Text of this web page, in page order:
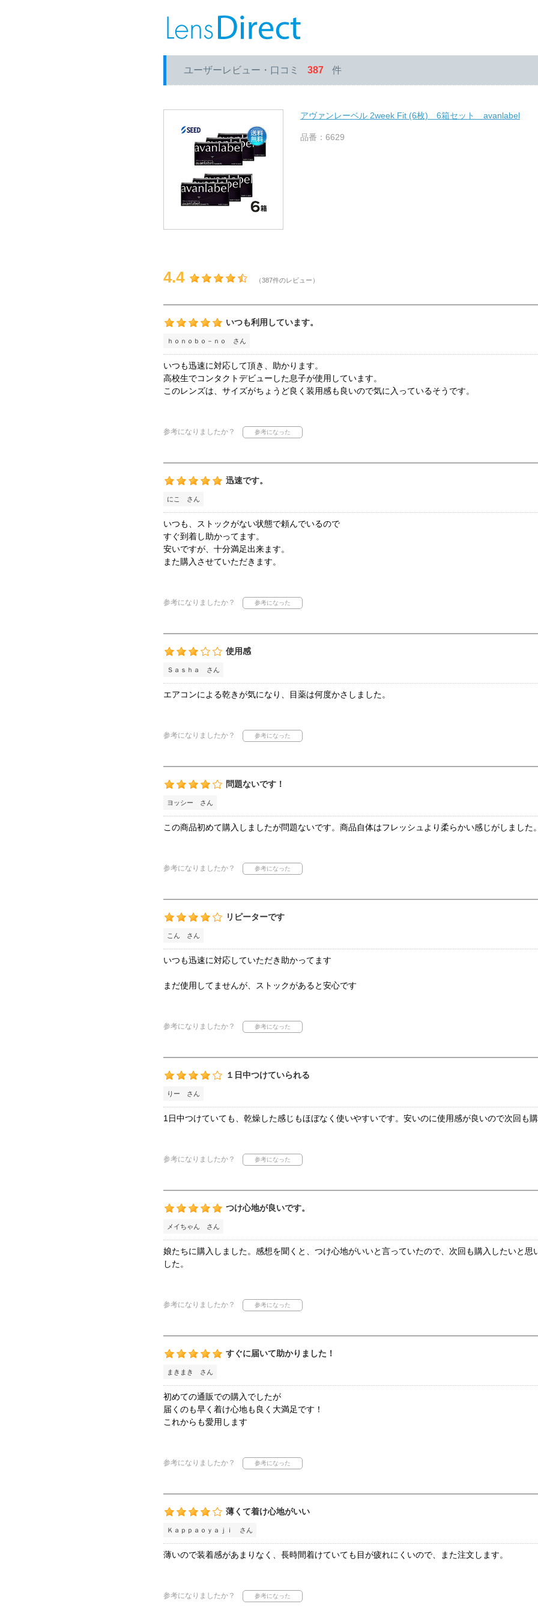
ユーザーレビュー・口コミ 387 件
アヴァンレーベル 2week Fit (6枚) 6箱セット avanlabel
品番：6629
4.4 （387件のレビュー）
いつも利用しています。
ｈｏｎｏｂｏ－ｎｏ さん
いつも迅速に対応して頂き、助かります。
高校生でコンタクトデビューした息子が使用しています。
このレンズは、サイズがちょうど良く装用感も良いので気に入っているそうです。
参考になりましたか？
迅速です。
にこ さん
いつも、ストックがない状態で頼んでいるので
すぐ到着し助かってます。
安いですが、十分満足出来ます。
また購入させていただきます。
参考になりましたか？
使用感
Ｓａｓｈａ さん
エアコンによる乾きが気になり、目薬は何度かさしました。
参考になりましたか？
問題ないです！
ヨッシー さん
この商品初めて購入しましたが問題ないです。商品自体はフレッシュより柔らかい感じがしました
参考になりましたか？
リピーターです
こん さん
いつも迅速に対応していただき助かってます
まだ使用してませんが、ストックがあると安心です
参考になりましたか？
１日中つけていられる
りー さん
1日中つけていても、乾燥した感じもほぼなく使いやすいです。安いのに使用感が良いので次回も
参考になりましたか？
つけ心地が良いです。
メイちゃん さん
娘たちに購入しました。感想を聞くと、つけ心地がいいと言っていたので、次回も購入したいと思
した。
参考になりましたか？
すぐに届いて助かりました！
まきまき さん
初めての通販での購入でしたが
届くのも早く着け心地も良く大満足です！
これからも愛用します
参考になりましたか？
薄くて着け心地がいい
Ｋａｐｐａｏｙａｊｉ さん
薄いので装着感があまりなく、長時間着けていても目が疲れにくいので、また注文します。
参考になりましたか？